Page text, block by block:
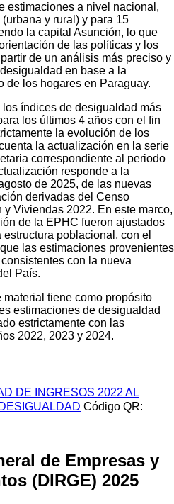
estimaciones a nivel nacional,
y rural) y para 15
la capital Asunción, lo que
de las políticas y los
de un análisis más preciso y
en base a la
de los hogares en Paraguay.
los índices de desigualdad más
los últimos 4 años con el fin
la evolución de los
la actualización en la serie
correspondiente al periodo
responde a la
de 2025, de las nuevas
derivadas del Censo
Viviendas 2022. En este marco,
de la EPHC fueron ajustados
poblacional, con el
las estimaciones provenientes
con la nueva
País.
material tiene como propósito
estimaciones de desigualdad
estrictamente con las
2022, 2023 y 2024.
DE INGRESOS 2022 AL
Código QR:
de Empresas y
(DIRGE) 2025